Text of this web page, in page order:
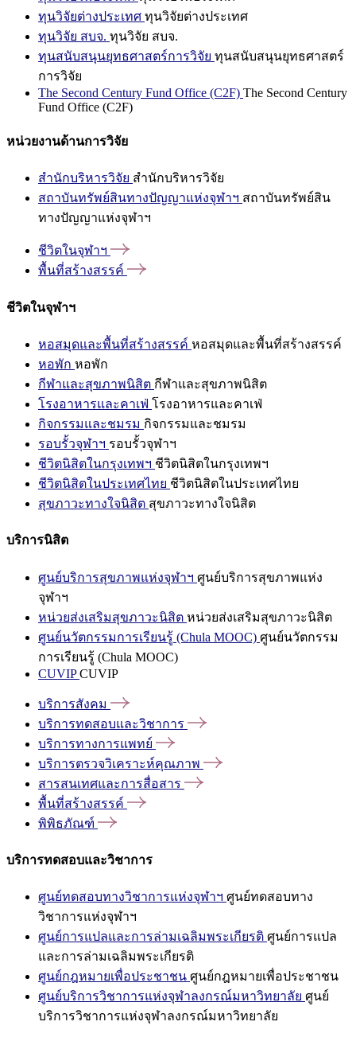
ทุนวิจัยต่างประเทศ ทุนวิจัยต่างประเทศ
ทุนวิจัย สบจ. ทุนวิจัย สบจ.
ทุนสนับสนุนยุทธศาสตร์การวิจัย ทุนสนับสนุนยุทธศาสตร์
การวิจัย
The Second Century Fund Office (C2F) The Second Century
Fund Office (C2F)
หน่วยงานด้านการวิจัย
สำนักบริหารวิจัย สำนักบริหารวิจัย
สถาบันทรัพย์สินทางปัญญาแห่งจุฬาฯ สถาบันทรัพย์สิน
ทางปัญญาแห่งจุฬาฯ
ชีวิตในจุฬาฯ
พื้นที่สร้างสรรค์
ชีวิตในจุฬาฯ
หอสมุดและพื้นที่สร้างสรรค์ หอสมุดและพื้นที่สร้างสรรค์
หอพัก หอพัก
กีฬาและสุขภาพนิสิต กีฬาและสุขภาพนิสิต
โรงอาหารและคาเฟ่ โรงอาหารและคาเฟ่
กิจกรรมและชมรม กิจกรรมและชมรม
รอบรั้วจุฬาฯ รอบรั้วจุฬาฯ
ชีวิตนิสิตในกรุงเทพฯ ชีวิตนิสิตในกรุงเทพฯ
ชีวิตนิสิตในประเทศไทย ชีวิตนิสิตในประเทศไทย
สุขภาวะทางใจนิสิต สุขภาวะทางใจนิสิต
บริการนิสิต
ศูนย์บริการสุขภาพแห่งจุฬาฯ ศูนย์บริการสุขภาพแห่ง
จุฬาฯ
หน่วยส่งเสริมสุขภาวะนิสิต หน่วยส่งเสริมสุขภาวะนิสิต
ศูนย์นวัตกรรมการเรียนรู้ (Chula MOOC) ศูนย์นวัตกรรม
การเรียนรู้ (Chula MOOC)
CUVIPCUVIP
บริการสังคม
บริการทดสอบและวิชาการ
บริการทางการแพทย์
บริการตรวจวิเคราะห์คุณภาพ
สารสนเทศและการสื่อสาร
พื้นที่สร้างสรรค์
พิพิธภัณฑ์
บริการทดสอบและวิชาการ
ศูนย์ทดสอบทางวิชาการแห่งจุฬาฯ ศูนย์ทดสอบทาง
วิชาการแห่งจุฬาฯ
ศูนย์การแปลและการล่ามเฉลิมพระเกียรติ ศูนย์การแปล
และการล่ามเฉลิมพระเกียรติ
ศูนย์กฎหมายเพื่อประชาชน ศูนย์กฎหมายเพื่อประชาชน
ศูนย์บริการวิชาการแห่งจุฬาลงกรณ์มหาวิทยาลัย ศูนย์
บริการวิชาการแห่งจุฬาลงกรณ์มหาวิทยาลัย